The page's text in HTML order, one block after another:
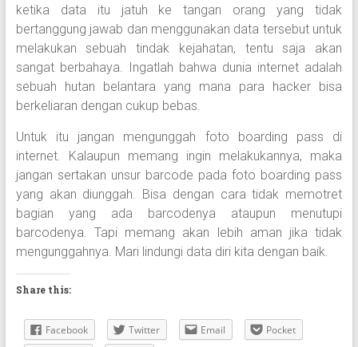
ketika data itu jatuh ke tangan orang yang tidak
bertanggung jawab dan menggunakan data tersebut untuk
melakukan sebuah tindak kejahatan, tentu saja akan
sangat berbahaya. Ingatlah bahwa dunia internet adalah
sebuah hutan belantara yang mana para hacker bisa
berkeliaran dengan cukup bebas.
Untuk itu jangan mengunggah foto boarding pass di
internet. Kalaupun memang ingin melakukannya, maka
jangan sertakan unsur barcode pada foto boarding pass
yang akan diunggah. Bisa dengan cara tidak memotret
bagian yang ada barcodenya ataupun menutupi
barcodenya. Tapi memang akan lebih aman jika tidak
mengunggahnya. Mari lindungi data diri kita dengan baik.
Share this:
Facebook Twitter Email
Pocket